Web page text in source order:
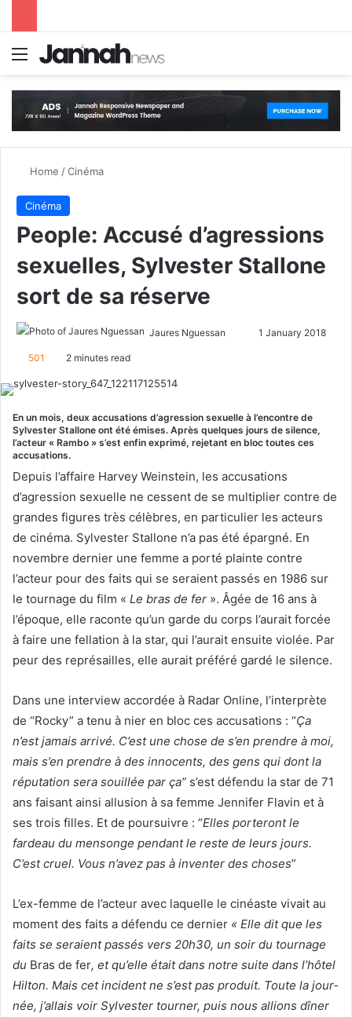
Menu
Home /Cinéma
Cinéma
People: Accusé d’agressions
sexuelles, Sylvester Stallone
sort de sa réserve
Jaures Nguessan
n
e
a
i
l
1 January 2018
501 2 minutes read
En un mois, deux accusations d’agression sexuelle à l’encontre de
Sylvester Stallone ont été émises. Après quelques jours de silence,
l’acteur « Rambo » s’est enfin exprimé, rejetant en bloc toutes ces
accusations.
Depuis l’affaire Harvey Weinstein, les accusations
d’agression sexuelle ne cessent de se multiplier contre de
grandes figures très célèbres, en particulier les acteurs
de cinéma. Sylvester Stallone n’a pas été épargné. En
novembre dernier une femme a porté plainte contre
l’acteur pour des faits qui se seraient passés en 1986 sur
le tournage du film « Le bras de fer ». Âgée de 16 ans à
l’époque, elle raconte qu’un garde du corps l’aurait forcée
à faire une fella­tion à la star, qui l’aurait ensuite violée. Par
peur des représailles, elle aurait préféré gardé le silence.
Dans une interview accordée à Radar Online, l’interprète
de “Rocky” a tenu à nier en bloc ces accusations : “Ça
n’est jamais arrivé. C’est une chose de s’en prendre à moi,
mais s’en prendre à des innocents, des gens qui dont la
réputation sera souillée par ça” s’est défendu la star de 71
ans faisant ainsi allusion à sa femme Jennifer Flavin et à
ses trois filles. Et de poursuivre : “Elles porteront le
fardeau du mensonge pendant le reste de leurs jours.
C’est cruel. Vous n’avez pas à inventer des choses”
L’ex-femme de l’acteur avec laquelle le cinéaste vivait au
moment des faits a défendu ce dernier « Elle dit que les
faits se seraient passés vers 20h30, un soir du tour­nage
du Bras de fer, et qu’elle était dans notre suite dans l’hôtel
Hilton. Mais cet inci­dent ne s’est pas produit. Toute la jour­­
née, j’allais voir Sylves­­ter tour­­ner, puis nous allions dîner